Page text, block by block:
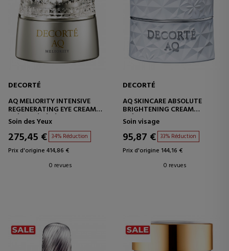
DECORTÉ
AQ MELIORITY INTENSIVE
REGENERATING EYE CREAM
CRÈME RÉGÉNÉRANTE
INTENSIVE
Soin des Yeux
275,45 € 34% Réduction
Prix d'origine 414,86 €
0 revues
DECORTÉ
AQ SKINCARE ABSOLUTE
BRIGHTENING CREAM
CRÈME ANTI-IMPERFECTIONS
- RAFFERMISSANTE
Soin visage
95,87 € 33% Réduction
Prix d'origine 144,16 €
0 revues